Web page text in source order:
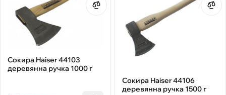
Сокира Haiser 44103
деревянна ручка 1000 г
Сокира Haiser 44106
деревянна ручка 1500 г